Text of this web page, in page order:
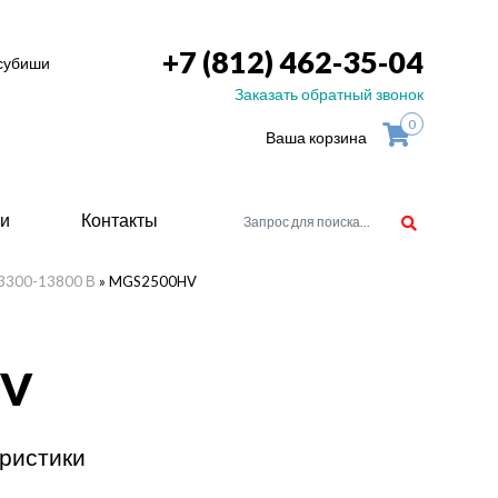
+7 (812) 462-35-04
Заказать обратный звонок
Ваша корзина
0
Контакты
13800 В » MGS2500HV